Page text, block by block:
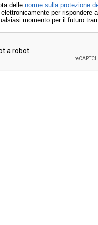
delle norme sulla protezione
per rispondere
momento per il futuro